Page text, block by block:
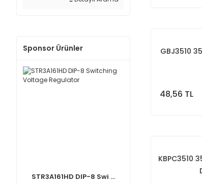
Sponsor Ürünler
STR3A161HD DIP-8 Swi ...
GBJ3510
48,56 TL
KBPC3510